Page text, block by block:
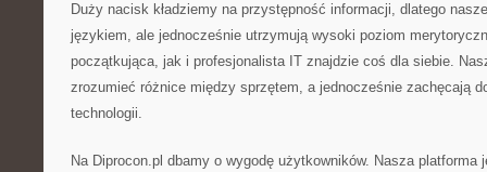
Duży nacisk kładziemy na przystępność informacji, dlatego
językiem, ale jednocześnie utrzymują wysoki poziom
początkująca, jak i profesjonalista IT znajdzie coś dla siebie.
zrozumieć różnice między sprzętem, a jednocześnie zachęcają
technologii.
Na Diprocon.pl dbamy o wygodę użytkowników. Nasza platforma